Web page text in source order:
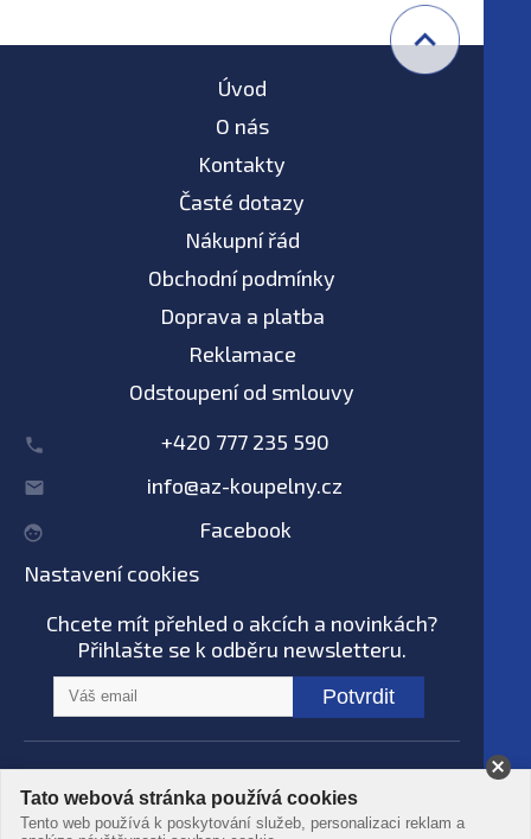
Úvod
O nás
Kontakty
Časté dotazy
Nákupní řád
Obchodní podmínky
Doprava a platba
Reklamace
Odstoupení od smlouvy
+420 777 235 590
info@az-koupelny.cz
Facebook
Nastavení cookies
Chcete mít přehled o akcích a novinkách?
Přihlašte se k odběru newsletteru.
Potvrdit
© AZ koupelny® 2006 - 2026 -Podmínky
použití-Ochrana dat- Zpracování osobních
Tato webová stránka používá cookies
Tento web používá k poskytování služeb, personalizaci reklam a